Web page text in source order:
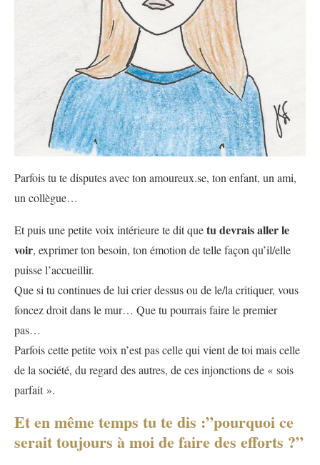
Parfois tu te disputes avec ton amoureux.se, ton enfant, un ami,
un collègue…
Et puis une petite voix intérieure te dit quetu devrais aller le
voir, exprimer ton besoin, ton émotion de telle façon qu’il/elle
puisse l’accueillir.
Que si tu continues de lui crier dessus ou de le/la critiquer, vous
foncez droit dans le mur… Que tu pourrais faire le premier
pas…
Parfois cette petite voix n’est pas celle qui vient de toi mais celle
de la société, du regard des autres, de ces injonctions de « sois
parfait ».
Et en même temps tu te dis :”pourquoi ce
serait toujours à moi de faire des efforts ?”